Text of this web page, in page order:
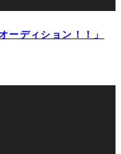
ーディション！！」